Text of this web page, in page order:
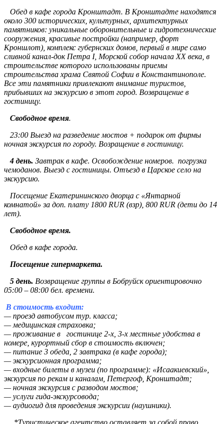
Обед в кафе города Кронштадт. В Кронштадте находятся
около 300 исторических, культурных, архитектурных
памятников: уникальные оборонительные и гидротехнические
сооружения, красивые постройки (например, форт
Кроншлот), комплекс губернских домов, первый в мире само
сливной канал-док Петра I, Морской собор начала XX века, в
строительстве которого использованы приемы
строительства храма Святой Софии в Константинополе.
Все эти памятники привлекают внимание туристов,
прибывших на экскурсию в этот город. Возвращение в
гостиницу.
Свободное время.
23:00 Выезд на разведение мостов + подарок от фирмы
ночная экскурсия по городу. Возращение в гостиницу.
4 день. Завтрак в кафе. Освобождение номеров. погрузка
чемоданов. Выезд с гостиницы. Отъезд в Царское село на
экскурсию.
Посещение Екатерининского дворца с «Янтарной
комнатой» за доп. плату 1800 RUR (взр), 800 RUR (дети до 14
лет).
Свободное время.
Обед в кафе города.
Посещение гипермаркета.
5 день. Возвращение группы в Бобруйск ориентировочно
05:00 – 08:00 бел. времени.
В стоимость входит:
— проезд автобусом тур. класса;
— медицинская страховка;
— проживание в гостинице 2-х, 3-х местные удобства в
номере, курортный сбор в стоимость включен;
— питание 3 обеда, 2 завтрака (в кафе города);
— экскурсионная программа;
— входные билеты в музеи (по программе): «Исаакиевский»,
экскурсия по рекам и каналам, Петергоф, Кронштадт;
— ночная экскурсия с разводом мостов;
— услуги гида-экскурсовода;
— аудиогид для проведения экскурсии (наушники).